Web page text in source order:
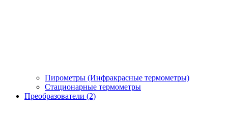
Пирометры (Инфракрасные термометры)
Стационарные термометры
Преобразователи (2)